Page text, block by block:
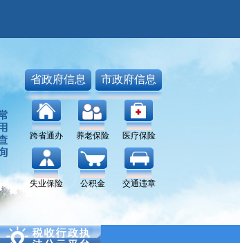
省政府信息 市政府信息
跨省通办 养老保险 医疗保险
失业保险 公积金 交通违章